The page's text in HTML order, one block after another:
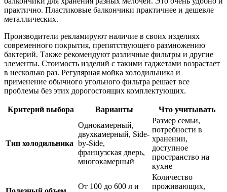
практично. Пластиковые балкончики практичнее и дешевле
металлических.
Производители рекламируют наличие в своих изделиях
современного покрытия, препятствующего размножению
бактерий. Также рекомендуют различные фильтры и другие
элементы. Стоимость изделий с такими гаджетами возрастает
в несколько раз. Регулярная мойка холодильника и
применение обычного угольного фильтра решает все
проблемы без этих дорогостоящих комплектующих.
Критерий выбора Варианты Что учитывать
Тип холодильника
Однокамерный,
двухкамерный, Side-
by-Side,
французская дверь,
многокамерный
Размер семьи,
потребности в
хранении,
доступное
пространство на
кухне
От 100 до 600 л и
Количество
проживающих,